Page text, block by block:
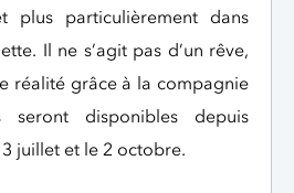
plus particulièrement dans
Il ne s’agit pas d’un rêve,
réalité grâce à la compagnie
disponibles depuis
juillet et le 2 octobre.